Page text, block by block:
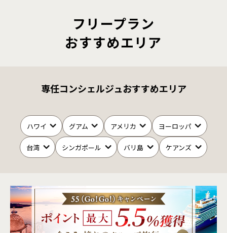
フリープラン
おすすめエリア
専任コンシェルジュおすすめエリア
ハワイ グアム アメリカ ヨーロッパ
台湾 シンガポール バリ島 ケアンズ